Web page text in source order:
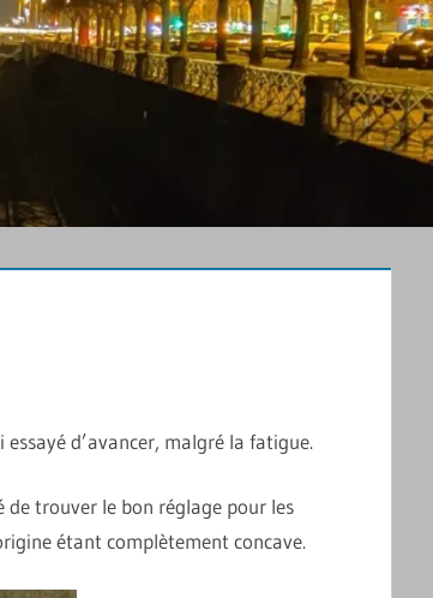
d’avancer, malgré la fatigue.
de trouver le bon réglage pour les
étant complètement concave.